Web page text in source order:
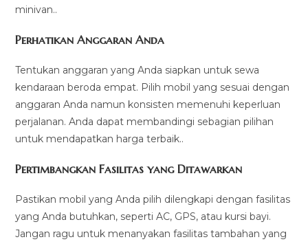
minivan..
Perhatikan Anggaran Anda
Tentukan anggaran yang Anda siapkan untuk sewa
kendaraan beroda empat. Pilih mobil yang sesuai dengan
anggaran Anda namun konsisten memenuhi keperluan
perjalanan. Anda dapat membandingi sebagian pilihan
untuk mendapatkan harga terbaik..
Pertimbangkan Fasilitas yang Ditawarkan
Pastikan mobil yang Anda pilih dilengkapi dengan fasilitas
yang Anda butuhkan, seperti AC, GPS, atau kursi bayi.
Jangan ragu untuk menanyakan fasilitas tambahan yang